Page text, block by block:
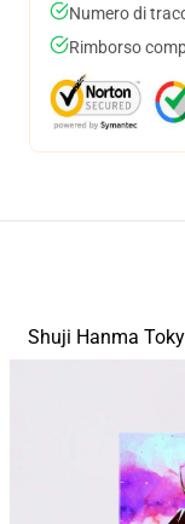
Numero di
Rimborso
Shuji Hanma